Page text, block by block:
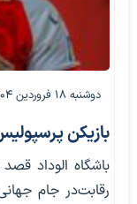
دوشنبه ۱۸ فروردین ۱۴۰۴
بازیکن
باشگاه الوداد
رقابت‌در جام